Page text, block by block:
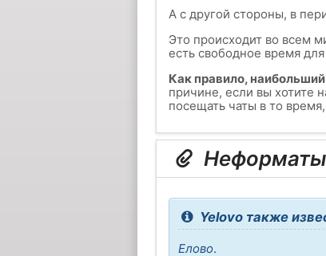
А с другой стороны, в
Это происходит во всем
есть свободное время
Как правило,
причине, если вы хотите
посещать чаты в то
Неформаты
Yelovo также
Елово.